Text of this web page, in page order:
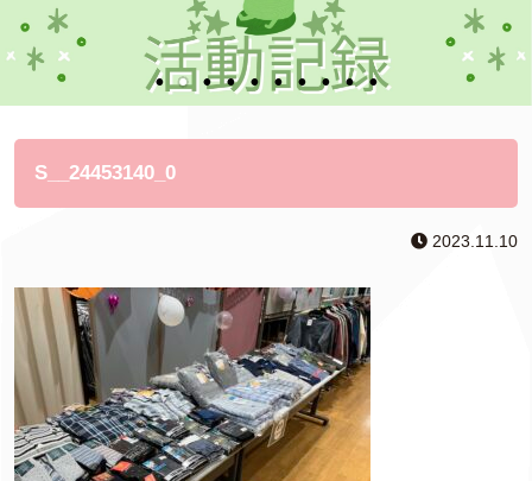
S__24453140_0
2023.11.10